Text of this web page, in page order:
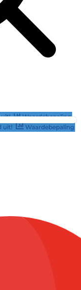
uit!
Waardebepaling
uit! Waardebepaling